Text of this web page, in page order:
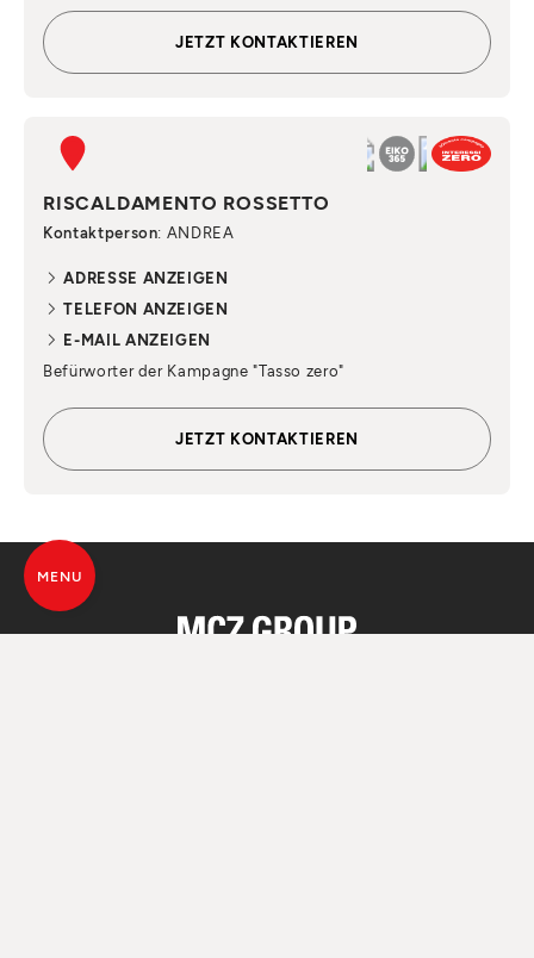
JETZT KONTAKTIEREN
RISCALDAMENTO ROSSETTO
Kontaktperson: ANDREA
ADRESSE ANZEIGEN
TELEFON ANZEIGEN
E-MAIL ANZEIGEN
Befürworter der Kampagne "Tasso zero"
JETZT KONTAKTIEREN
MENU